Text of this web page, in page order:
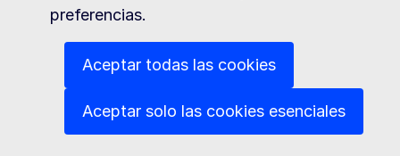
preferencias.
Aceptar todas las cookies
Aceptar solo las cookies esenciales
Los tableros de partículas de madera chapada
con o sin perforaciones internas de extremo a
nose clasifican en la partida 4410, Sino
en la partida 4412.
tableros OSB